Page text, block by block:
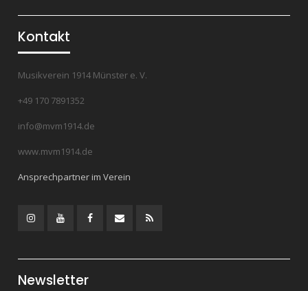
Kontakt
Musikverein 1914 Münster e. V.
+49 170 7891352
info@mvm1914.de
www.mvm1914.de
Ansprechpartner im Verein
Newsletter